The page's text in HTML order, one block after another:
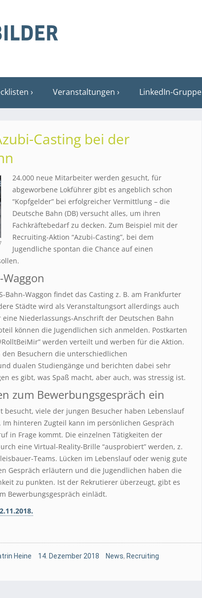
Veranstaltungen LinkedIn-Gruppe
Casting bei der
24.000 neue Mitarbeiter werden gesucht, für
abgeworbene Lokführer gibt es angeblich schon
“Kopfgelder” bei erfolgreicher Vermittlung – die
Deutsche Bahn (DB) versucht alles, um ihren
Fachkräftebedarf zu decken. Zum Beispiel mit der
Recruiting-Aktion “Azubi-Casting”, bei dem
Jugendliche spontan die Chance auf einen
Waggon findet das Casting z. B. am Frankfurter
Städte wird als Veranstaltungsort allerdings auch
eine Niederlassungs-Anschrift der Deutschen Bahn
können die Jugendlichen sich anmelden. Postkarten
werden verteilt und werben für die Aktion.
Besuchern die unterschiedlichen
dualen Studiengänge und berichten dabei sehr
es gibt, was Spaß macht, aber auch, was stressig ist.
zum Bewerbungsgespräch ein
besucht, viele der jungen Besucher haben Lebenslauf
hinteren Zugteil kann im persönlichen Gespräch
in Frage kommt. Die einzelnen Tätigkeiten der
eine Virtual-Reality-Brille “ausprobiert” werden, z.
Teams. Lücken im Lebenslauf oder wenig gute
Gespräch erläutern und die Jugendlichen haben die
zu punkten. Ist der Rekrutierer überzeugt, gibt es
Bewerbungsgespräch einlädt.
Heine 14. Dezember 2018 News, Recruiting